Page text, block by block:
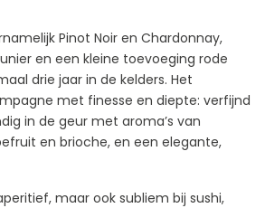
Pinot Noir en Chardonnay,
en een kleine toevoeging rode
drie jaar in de kelders. Het
met finesse en diepte: verfijnd
in de geur met aroma’s van
en brioche, en een elegante,
maar ook subliem bij sushi,